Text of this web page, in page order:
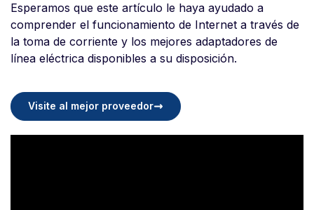
Esperamos que este artículo le haya ayudado a
comprender el funcionamiento de Internet a través de
la toma de corriente y los mejores adaptadores de
línea eléctrica disponibles a su disposición.
Visite al mejor proveedor